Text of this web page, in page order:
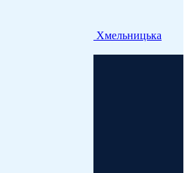
Хмельницька